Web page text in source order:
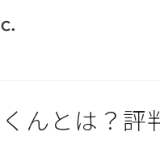
んとは？評